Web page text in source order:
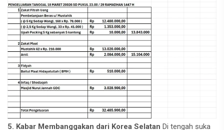
5. Kabar Membanggakan dari Korea Selatan Di tengah suka